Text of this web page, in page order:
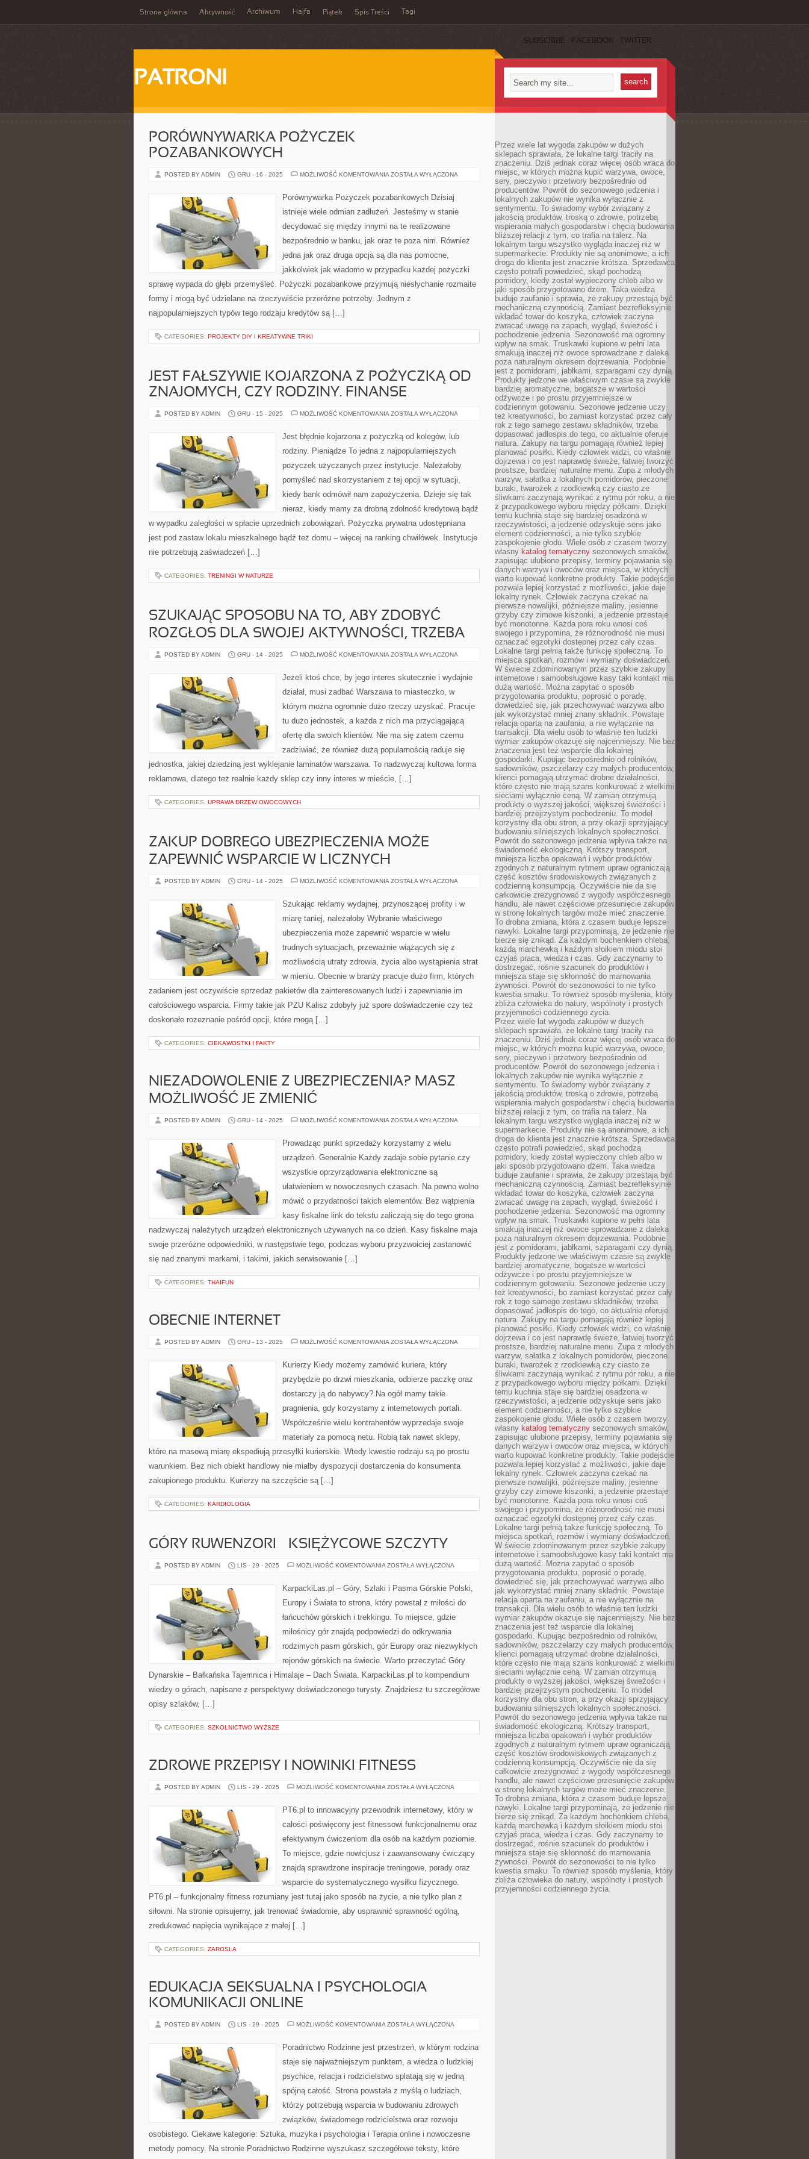
Strona główna Aktywność Archiwum Hajfa Piątek Spis Treści Tagi
SUBSCRIBE FACEBOOK TWITTER
PATRONI
PORÓWNYWARKA POŻYCZEK
POZABANKOWYCH
POSTED BY ADMIN GRU - 16 - 2025 MOŻLIWOŚĆ KOMENTOWANIA PORÓWNYWARKA
ZOSTAŁA WYŁĄCZONA
Porównywarka Pożyczek pozabankowych Dzisiaj
istnieje wiele odmian zadłużeń. Jesteśmy w stanie
decydować się między innymi na te realizowane
bezpośrednio w banku, jak oraz te poza nim. Również
jedna jak oraz druga opcja są dla nas pomocne,
jakkolwiek jak wiadomo w przypadku każdej pożyczki
sprawę wypada do głębi przemyśleć. Pożyczki pozabankowe przyjmują niesłychanie rozmaite
formy i mogą być udzielane na rzeczywiście przeróżne potrzeby. Jednym z
najpopularniejszych typów tego rodzaju kredytów są […]
CATEGORIES: PROJEKTY DIY I KREATYWNE TRIKI
JEST FAŁSZYWIE KOJARZONA Z POŻYCZKĄ OD
ZNAJOMYCH, CZY RODZINY. FINANSE
POSTED BY ADMIN GRU - 15 - 2025 MOŻLIWOŚĆ KOMENTOWANIA JEST
POŻYCZKĄ
ZNAJOMYCH,
RODZINY.
ZOSTAŁA WYŁĄCZONA
Jest błędnie kojarzona z pożyczką od kolegów, lub
rodziny. Pieniądze To jedna z najpopularniejszych
pożyczek użyczanych przez instytucje. Należałoby
pomyśleć nad skorzystaniem z tej opcji w sytuacji,
kiedy bank odmówił nam zapożyczenia. Dzieje się tak
nieraz, kiedy mamy za drobną zdolność kredytową bądź
w wypadku zaległości w spłacie uprzednich zobowiązań. Pożyczka prywatna udostępniana
jest pod zastaw lokalu mieszkalnego bądź też domu – więcej na ranking chwilówek. Instytucje
nie potrzebują zaświadczeń […]
CATEGORIES: TRENINGI W NATURZE
SZUKAJĄC SPOSOBU NA TO, ABY ZDOBYĆ
ROZGŁOS DLA SWOJEJ AKTYWNOŚCI, TRZEBA
POSTED BY ADMIN GRU - 14 - 2025 MOŻLIWOŚĆ KOMENTOWANIA SZUKAJĄC
ABY
ROZGŁOS
SWOJEJ
TRZEBA
ZOSTAŁA WYŁĄCZONA
Jeżeli ktoś chce, by jego interes skutecznie i wydajnie
działał, musi zadbać Warszawa to miasteczko, w
którym można ogromnie dużo rzeczy uzyskać. Pracuje
tu dużo jednostek, a każda z nich ma przyciągającą
ofertę dla swoich klientów. Nie ma się zatem czemu
zadziwiać, że również dużą popularnością raduje się
jednostka, jakiej dziedziną jest wyklejanie laminatów warszawa. To nadzwyczaj kultowa forma
reklamowa, dlatego też realnie każdy sklep czy inny interes w mieście, […]
CATEGORIES: UPRAWA DRZEW OWOCOWYCH
ZAKUP DOBREGO UBEZPIECZENIA MOŻE
ZAPEWNIĆ WSPARCIE W LICZNYCH
POSTED BY ADMIN GRU - 14 - 2025 MOŻLIWOŚĆ KOMENTOWANIA ZAKUP
ZAPEWNIĆ
W
ZOSTAŁA WYŁĄCZONA
Szukając reklamy wydajnej, przynoszącej profity i w
miarę taniej, należałoby Wybranie właściwego
ubezpieczenia może zapewnić wsparcie w wielu
trudnych sytuacjach, przeważnie wiążących się z
możliwością utraty zdrowia, życia albo wystąpienia strat
w mieniu. Obecnie w branży pracuje dużo firm, których
zadaniem jest oczywiście sprzedaż pakietów dla zainteresowanych ludzi i zapewnianie im
całościowego wsparcia. Firmy takie jak PZU Kalisz zdobyły już spore doświadczenie czy też
doskonałe rozeznanie pośród opcji, które mogą […]
CATEGORIES: CIEKAWOSTKI I FAKTY
NIEZADOWOLENIE Z UBEZPIECZENIA? MASZ
MOŻLIWOŚĆ JE ZMIENIĆ
POSTED BY ADMIN GRU - 14 - 2025 MOŻLIWOŚĆ KOMENTOWANIA NIEZADOWOLENIE
MOŻLIWOŚĆ
ZMIENIĆ
ZOSTAŁA WYŁĄCZONA
Prowadząc punkt sprzedaży korzystamy z wielu
urządzeń. Generalnie Każdy zadaje sobie pytanie czy
wszystkie oprzyrządowania elektroniczne są
ułatwieniem w nowoczesnych czasach. Na pewno wolno
mówić o przydatności takich elementów. Bez wątpienia
kasy fiskalne link do tekstu zaliczają się do tego grona
nadzwyczaj należytych urządzeń elektronicznych używanych na co dzień. Kasy fiskalne maja
swoje przeróżne odpowiedniki, w następstwie tego, podczas wyboru przyzwoiciej zastanowić
się nad znanymi markami, i takimi, jakich serwisowanie […]
CATEGORIES: THAIFUN
OBECNIE INTERNET
POSTED BY ADMIN GRU - 13 - 2025 MOŻLIWOŚĆ KOMENTOWANIA OBECNIE
ZOSTAŁA WYŁĄCZONA
Kurierzy Kiedy możemy zamówić kuriera, który
przybędzie po drzwi mieszkania, odbierze paczkę oraz
dostarczy ją do nabywcy? Na ogół mamy takie
pragnienia, gdy korzystamy z internetowych portali.
Współcześnie wielu kontrahentów wyprzedaje swoje
materiały za pomocą netu. Robią tak nawet sklepy,
które na masową miarę ekspediują przesyłki kurierskie. Wtedy kwestie rodzaju są po prostu
warunkiem. Bez nich obiekt handlowy nie miałby dyspozycji dostarczenia do konsumenta
zakupionego produktu. Kurierzy na szczęście są […]
CATEGORIES: KARDIOLOGIA
GÓRY RUWENZORI – KSIĘŻYCOWE SZCZYTY
POSTED BY ADMIN LIS - 29 - 2025 MOŻLIWOŚĆ KOMENTOWANIA GÓRY
KSIĘŻYCOWE
SZCZYTY
ZOSTAŁA WYŁĄCZONA
KarpackiLas.pl – Góry, Szlaki i Pasma Górskie Polski,
Europy i Świata to strona, który powstał z miłości do
łańcuchów górskich i trekkingu. To miejsce, gdzie
miłośnicy gór znajdą podpowiedzi do odkrywania
rodzimych pasm górskich, gór Europy oraz niezwykłych
rejonów górskich na świecie. Warto przeczytać Góry
Dynarskie – Bałkańska Tajemnica i Himalaje – Dach Świata. KarpackiLas.pl to kompendium
wiedzy o górach, napisane z perspektywy doświadczonego turysty. Znajdziesz tu szczegółowe
opisy szlaków, […]
CATEGORIES: SZKOLNICTWO WYŻSZE
ZDROWE PRZEPISY I NOWINKI FITNESS
POSTED BY ADMIN LIS - 29 - 2025 MOŻLIWOŚĆ KOMENTOWANIA ZDROWE
NOWINKI
FITNESS
ZOSTAŁA WYŁĄCZONA
PT6.pl to innowacyjny przewodnik internetowy, który w
całości poświęcony jest fitnessowi funkcjonalnemu oraz
efektywnym ćwiczeniom dla osób na każdym poziomie.
To miejsce, gdzie nowicjusz i zaawansowany ćwiczący
znajdą sprawdzone inspiracje treningowe, porady oraz
wsparcie do systematycznego wysiłku fizycznego.
PT6.pl – funkcjonalny fitness rozumiany jest tutaj jako sposób na życie, a nie tylko plan z
siłowni. Na stronie opisujemy, jak trenować świadomie, aby usprawnić sprawność ogólną,
zredukować napięcia wynikające z małej […]
CATEGORIES: ZAROSLA
EDUKACJA SEKSUALNA I PSYCHOLOGIA
KOMUNIKACJI ONLINE
POSTED BY ADMIN LIS - 29 - 2025 MOŻLIWOŚĆ KOMENTOWANIA EDUKACJA
PSYCHOLOGIA
KOMUNIKACJI
ZOSTAŁA WYŁĄCZONA
Poradnictwo Rodzinne jest przestrzeń, w którym rodzina
staje się najważniejszym punktem, a wiedza o ludzkiej
psychice, relacja i rodzicielstwo splatają się w jedną
spójną całość. Strona powstała z myślą o ludziach,
którzy potrzebują wsparcia w budowaniu zdrowych
związków, świadomego rodzicielstwa oraz rozwoju
osobistego. Ciekawe kategorie: Sztuka, muzyka i psychologia i Terapia online i nowoczesne
metody pomocy. Na stronie Poradnictwo Rodzinne wyszukasz szczegółowe teksty, które
Przez wiele lat wygoda zakupów w dużych
sklepach sprawiała, że lokalne targi traciły na
znaczeniu. Dziś jednak coraz więcej osób wraca do
miejsc, w których można kupić warzywa, owoce,
sery, pieczywo i przetwory bezpośrednio od
producentów. Powrót do sezonowego jedzenia i
lokalnych zakupów nie wynika wyłącznie z
sentymentu. To świadomy wybór związany z
jakością produktów, troską o zdrowie, potrzebą
wspierania małych gospodarstw i chęcią budowania
bliższej relacji z tym, co trafia na talerz. Na
lokalnym targu wszystko wygląda inaczej niż w
supermarkecie. Produkty nie są anonimowe, a ich
droga do klienta jest znacznie krótsza. Sprzedawca
często potrafi powiedzieć, skąd pochodzą
pomidory, kiedy został wypieczony chleb albo w
jaki sposób przygotowano dżem. Taka wiedza
buduje zaufanie i sprawia, że zakupy przestają być
mechaniczną czynnością. Zamiast bezrefleksyjnie
wkładać towar do koszyka, człowiek zaczyna
zwracać uwagę na zapach, wygląd, świeżość i
pochodzenie jedzenia. Sezonowość ma ogromny
wpływ na smak. Truskawki kupione w pełni lata
smakują inaczej niż owoce sprowadzane z daleka
poza naturalnym okresem dojrzewania. Podobnie
jest z pomidorami, jabłkami, szparagami czy dynią.
Produkty jedzone we właściwym czasie są zwykle
bardziej aromatyczne, bogatsze w wartości
odżywcze i po prostu przyjemniejsze w
codziennym gotowaniu. Sezonowe jedzenie uczy
też kreatywności, bo zamiast korzystać przez cały
rok z tego samego zestawu składników, trzeba
dopasować jadłospis do tego, co aktualnie oferuje
natura. Zakupy na targu pomagają również lepiej
planować posiłki. Kiedy człowiek widzi, co właśnie
dojrzewa i co jest naprawdę świeże, łatwiej tworzyć
prostsze, bardziej naturalne menu. Zupa z młodych
warzyw, sałatka z lokalnych pomidorów, pieczone
buraki, twarożek z rzodkiewką czy ciasto ze
śliwkami zaczynają wynikać z rytmu pór roku, a nie
z przypadkowego wyboru między półkami. Dzięki
temu kuchnia staje się bardziej osadzona w
rzeczywistości, a jedzenie odzyskuje sens jako
element codzienności, a nie tylko szybkie
zaspokojenie głodu. Wiele osób z czasem tworzy
własny katalog tematyczny sezonowych smaków,
zapisując ulubione przepisy, terminy pojawiania się
danych warzyw i owoców oraz miejsca, w których
warto kupować konkretne produkty. Takie podejście
pozwala lepiej korzystać z możliwości, jakie daje
lokalny rynek. Człowiek zaczyna czekać na
pierwsze nowalijki, późniejsze maliny, jesienne
grzyby czy zimowe kiszonki, a jedzenie przestaje
być monotonne. Każda pora roku wnosi coś
swojego i przypomina, że różnorodność nie musi
oznaczać egzotyki dostępnej przez cały czas.
Lokalne targi pełnią także funkcję społeczną. To
miejsca spotkań, rozmów i wymiany doświadczeń.
W świecie zdominowanym przez szybkie zakupy
internetowe i samoobsługowe kasy taki kontakt ma
dużą wartość. Można zapytać o sposób
przygotowania produktu, poprosić o poradę,
dowiedzieć się, jak przechowywać warzywa albo
jak wykorzystać mniej znany składnik. Powstaje
relacja oparta na zaufaniu, a nie wyłącznie na
transakcji. Dla wielu osób to właśnie ten ludzki
wymiar zakupów okazuje się najcenniejszy. Nie bez
znaczenia jest też wsparcie dla lokalnej
gospodarki. Kupując bezpośrednio od rolników,
sadowników, pszczelarzy czy małych producentów,
klienci pomagają utrzymać drobne działalności,
które często nie mają szans konkurować z wielkimi
sieciami wyłącznie ceną. W zamian otrzymują
produkty o wyższej jakości, większej świeżości i
bardziej przejrzystym pochodzeniu. To model
korzystny dla obu stron, a przy okazji sprzyjający
budowaniu silniejszych lokalnych społeczności.
Powrót do sezonowego jedzenia wpływa także na
świadomość ekologiczną. Krótszy transport,
mniejsza liczba opakowań i wybór produktów
zgodnych z naturalnym rytmem upraw ograniczają
część kosztów środowiskowych związanych z
codzienną konsumpcją. Oczywiście nie da się
całkowicie zrezygnować z wygody współczesnego
handlu, ale nawet częściowe przesunięcie zakupów
w stronę lokalnych targów może mieć znaczenie.
To drobna zmiana, która z czasem buduje lepsze
nawyki. Lokalne targi przypominają, że jedzenie nie
bierze się znikąd. Za każdym bochenkiem chleba,
każdą marchewką i każdym słoikiem miodu stoi
czyjaś praca, wiedza i czas. Gdy zaczynamy to
dostrzegać, rośnie szacunek do produktów i
mniejsza staje się skłonność do marnowania
żywności. Powrót do sezonowości to nie tylko
kwestia smaku. To również sposób myślenia, który
zbliża człowieka do natury, wspólnoty i prostych
przyjemności codziennego życia.
Przez wiele lat wygoda zakupów w dużych
sklepach sprawiała, że lokalne targi traciły na
znaczeniu. Dziś jednak coraz więcej osób wraca do
miejsc, w których można kupić warzywa, owoce,
sery, pieczywo i przetwory bezpośrednio od
producentów. Powrót do sezonowego jedzenia i
lokalnych zakupów nie wynika wyłącznie z
sentymentu. To świadomy wybór związany z
jakością produktów, troską o zdrowie, potrzebą
wspierania małych gospodarstw i chęcią budowania
bliższej relacji z tym, co trafia na talerz. Na
lokalnym targu wszystko wygląda inaczej niż w
supermarkecie. Produkty nie są anonimowe, a ich
droga do klienta jest znacznie krótsza. Sprzedawca
często potrafi powiedzieć, skąd pochodzą
pomidory, kiedy został wypieczony chleb albo w
jaki sposób przygotowano dżem. Taka wiedza
buduje zaufanie i sprawia, że zakupy przestają być
mechaniczną czynnością. Zamiast bezrefleksyjnie
wkładać towar do koszyka, człowiek zaczyna
zwracać uwagę na zapach, wygląd, świeżość i
pochodzenie jedzenia. Sezonowość ma ogromny
wpływ na smak. Truskawki kupione w pełni lata
smakują inaczej niż owoce sprowadzane z daleka
poza naturalnym okresem dojrzewania. Podobnie
jest z pomidorami, jabłkami, szparagami czy dynią.
Produkty jedzone we właściwym czasie są zwykle
bardziej aromatyczne, bogatsze w wartości
odżywcze i po prostu przyjemniejsze w
codziennym gotowaniu. Sezonowe jedzenie uczy
też kreatywności, bo zamiast korzystać przez cały
rok z tego samego zestawu składników, trzeba
dopasować jadłospis do tego, co aktualnie oferuje
natura. Zakupy na targu pomagają również lepiej
planować posiłki. Kiedy człowiek widzi, co właśnie
dojrzewa i co jest naprawdę świeże, łatwiej tworzyć
prostsze, bardziej naturalne menu. Zupa z młodych
warzyw, sałatka z lokalnych pomidorów, pieczone
buraki, twarożek z rzodkiewką czy ciasto ze
śliwkami zaczynają wynikać z rytmu pór roku, a nie
z przypadkowego wyboru między półkami. Dzięki
temu kuchnia staje się bardziej osadzona w
rzeczywistości, a jedzenie odzyskuje sens jako
element codzienności, a nie tylko szybkie
zaspokojenie głodu. Wiele osób z czasem tworzy
własny katalog tematyczny sezonowych smaków,
zapisując ulubione przepisy, terminy pojawiania się
danych warzyw i owoców oraz miejsca, w których
warto kupować konkretne produkty. Takie podejście
pozwala lepiej korzystać z możliwości, jakie daje
lokalny rynek. Człowiek zaczyna czekać na
pierwsze nowalijki, późniejsze maliny, jesienne
grzyby czy zimowe kiszonki, a jedzenie przestaje
być monotonne. Każda pora roku wnosi coś
swojego i przypomina, że różnorodność nie musi
oznaczać egzotyki dostępnej przez cały czas.
Lokalne targi pełnią także funkcję społeczną. To
miejsca spotkań, rozmów i wymiany doświadczeń.
W świecie zdominowanym przez szybkie zakupy
internetowe i samoobsługowe kasy taki kontakt ma
dużą wartość. Można zapytać o sposób
przygotowania produktu, poprosić o poradę,
dowiedzieć się, jak przechowywać warzywa albo
jak wykorzystać mniej znany składnik. Powstaje
relacja oparta na zaufaniu, a nie wyłącznie na
transakcji. Dla wielu osób to właśnie ten ludzki
wymiar zakupów okazuje się najcenniejszy. Nie bez
znaczenia jest też wsparcie dla lokalnej
gospodarki. Kupując bezpośrednio od rolników,
sadowników, pszczelarzy czy małych producentów,
klienci pomagają utrzymać drobne działalności,
które często nie mają szans konkurować z wielkimi
sieciami wyłącznie ceną. W zamian otrzymują
produkty o wyższej jakości, większej świeżości i
bardziej przejrzystym pochodzeniu. To model
korzystny dla obu stron, a przy okazji sprzyjający
budowaniu silniejszych lokalnych społeczności.
Powrót do sezonowego jedzenia wpływa także na
świadomość ekologiczną. Krótszy transport,
mniejsza liczba opakowań i wybór produktów
zgodnych z naturalnym rytmem upraw ograniczają
część kosztów środowiskowych związanych z
codzienną konsumpcją. Oczywiście nie da się
całkowicie zrezygnować z wygody współczesnego
handlu, ale nawet częściowe przesunięcie zakupów
w stronę lokalnych targów może mieć znaczenie.
To drobna zmiana, która z czasem buduje lepsze
nawyki. Lokalne targi przypominają, że jedzenie nie
bierze się znikąd. Za każdym bochenkiem chleba,
każdą marchewką i każdym słoikiem miodu stoi
czyjaś praca, wiedza i czas. Gdy zaczynamy to
dostrzegać, rośnie szacunek do produktów i
mniejsza staje się skłonność do marnowania
żywności. Powrót do sezonowości to nie tylko
kwestia smaku. To również sposób myślenia, który
zbliża człowieka do natury, wspólnoty i prostych
przyjemności codziennego życia.